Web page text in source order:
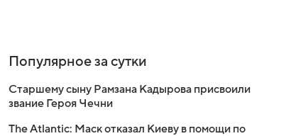
Популярное за сутки
Старшему сыну Рамзана Кадырова присвоили
звание Героя Чечни
The Atlantic: Маск отказал Киеву в помощи по